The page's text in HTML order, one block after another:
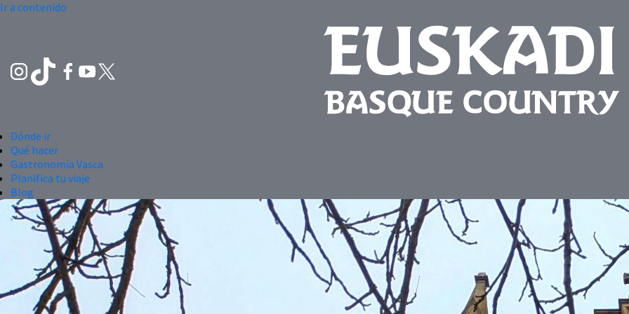
Ir a contenido
Dónde ir
Qué hacer
Gastronomía Vasca
Planifica tu viaje
Blog